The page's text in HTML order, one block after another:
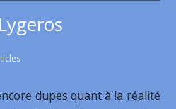
dupes quant à la réalité